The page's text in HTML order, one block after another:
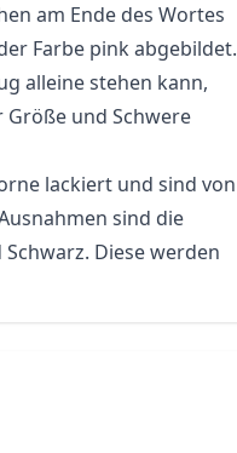
am Ende des Wortes
Farbe pink abgebildet.
alleine stehen kann,
Größe und Schwere
lackiert und sind von
sind die
Diese werden